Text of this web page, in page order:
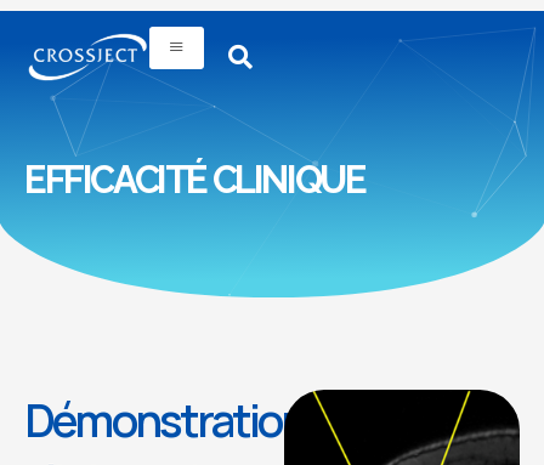
EFFICACITÉ CLINIQUE
Démonstration